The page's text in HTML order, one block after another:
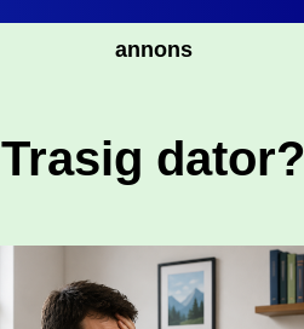
annons
Trasig dator?